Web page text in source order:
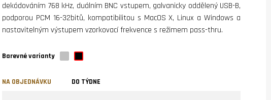
dekódováním 768 kHz, duálním BNC vstupem, galvanicky oddělený USB-B,
podporou PCM 16-32bitů, kompatibilitou s MacOS X, Linux a Windows a
nastavitelným výstupem vzorkovací frekvence s režimem pass-thru.
Barevné varianty
NA OBJEDNÁVKU DO TÝDNE